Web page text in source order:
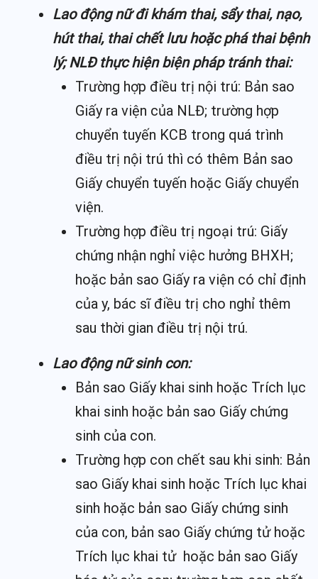
Lao động nữ đi khám thai, sẩy thai, nạo,
hút thai, thai chết lưu hoặc phá thai bệnh
lý; NLĐ thực hiện biện pháp tránh thai:
Trường hợp điều trị nội trú: Bản sao
Giấy ra viện của NLĐ; trường hợp
chuyển tuyến KCB trong quá trình
điều trị nội trú thì có thêm Bản sao
Giấy chuyển tuyến hoặc Giấy chuyển
viện.
Trường hợp điều trị ngoại trú: Giấy
chứng nhận nghỉ việc hưởng BHXH;
hoặc bản sao Giấy ra viện có chỉ định
của y, bác sĩ điều trị cho nghỉ thêm
sau thời gian điều trị nội trú.
Lao động nữ sinh con:
Bản sao Giấy khai sinh hoặc Trích lục
khai sinh hoặc bản sao Giấy chứng
sinh của con.
Trường hợp con chết sau khi sinh: Bản
sao Giấy khai sinh hoặc Trích lục khai
sinh hoặc bản sao Giấy chứng sinh
của con, bản sao Giấy chứng tử hoặc
Trích lục khai tử hoặc bản sao Giấy